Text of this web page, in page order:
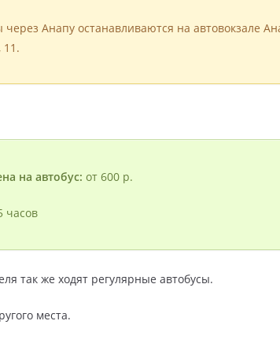
Анапу останавливаются на автовокзале
11.
на автобус: от 600 р.
часов
так же ходят регулярные автобусы.
места.